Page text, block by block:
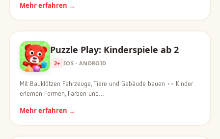
Mehr erfahren →
Puzzle Play: Kinderspiele ab 2
2+ IOS · ANDROID
Mit Bauklötzen Fahrzeuge, Tiere und Gebäude bauen •• Kinder
erlernen Formen, Farben und…
Mehr erfahren →